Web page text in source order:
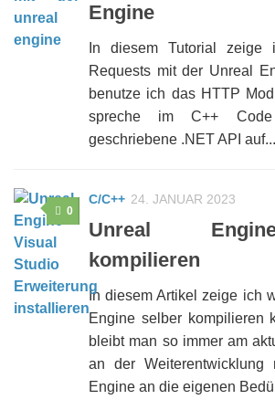
Engine
In diesem Tutorial zeige
Requests mit der Unreal
benutze ich das HTTP
spreche im C++
geschriebene .NET API auf...
0
C/C++ 24. JANUAR 2023
Unreal
kompilieren
In diesem Artikel zeige ich
Engine selber kompilieren
bleibt man so immer am
an der Weiterentwicklung
Engine an die eigenen